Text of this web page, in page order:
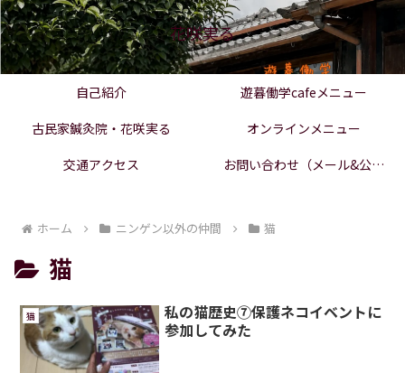
花咲実る
自己紹介
遊暮働学cafeメニュー
古民家鍼灸院・花咲実る
オンラインメニュー
交通アクセス
お問い合わせ（メール&公式
ホーム ニンゲン以外の仲間 猫
猫
猫
私の猫歴史⑦保護ネコイベントに
参加してみた